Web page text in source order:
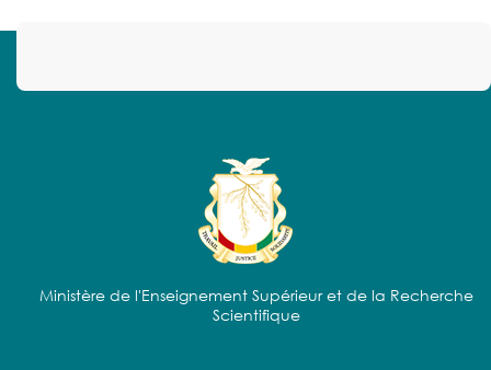
Ministère de l'Enseignement Supérieur et de la Recherche
Scientifique